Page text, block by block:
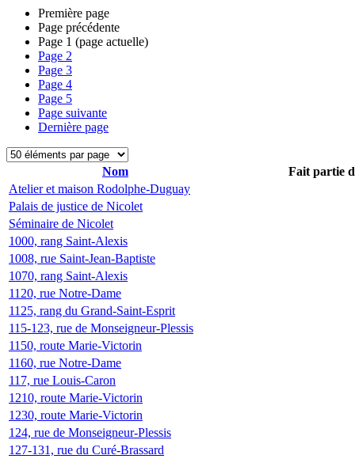
Première page
Page précédente
Page 1 (page actuelle)
Page 2
Page 3
Page 4
Page 5
Page suivante
Dernière page
Nom
Fait partie
Atelier et maison Rodolphe-Duguay
Palais de justice de Nicolet
Séminaire de Nicolet
1000, rang Saint-Alexis
1008, rue Saint-Jean-Baptiste
1070, rang Saint-Alexis
1120, rue Notre-Dame
1125, rang du Grand-Saint-Esprit
115-123, rue de Monseigneur-Plessis
1150, route Marie-Victorin
1160, rue Notre-Dame
117, rue Louis-Caron
1210, route Marie-Victorin
1230, route Marie-Victorin
124, rue de Monseigneur-Plessis
127-131, rue du Curé-Brassard